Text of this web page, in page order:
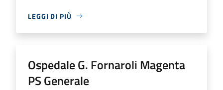
LEGGI DI PIÙ
Ospedale G. Fornaroli Magenta
PS Generale